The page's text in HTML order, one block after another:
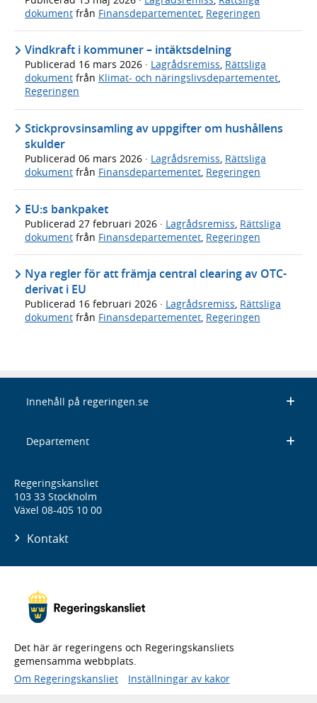
dokument från Finansdepartementet Regeringen
Vindkraft i kommuner – intäktsdelning
Publicerad 16 mars 2026 · Lagrådsremiss, Rättsliga
dokument från Klimat- och näringslivsdepartementet,
Regeringen
Stickprovsinsamling av uppgifter om hushållens
skulder
Publicerad 06 mars 2026 · Lagrådsremiss, Rättsliga
dokument från Finansdepartementet, Regeringen
EU:s bankpaket
Publicerad 27 februari 2026 · Lagrådsremiss Rättsliga
dokument från Finansdepartementet Regeringen
Nya regler för att främja central clearing av OTC-
derivat i EU
Publicerad 16 februari 2026 · Lagrådsremiss, Rättsliga
dokument från Finansdepartementet, Regeringen
Innehåll på regeringen.se
Departement
Regeringskansliet
103 33 Stockholm
Växel 08-405 10 00
Kontakt
Det här är regeringens och Regeringskansliets
gemensamma webbplats.
Om Regeringskansliet
Inställningar av kakor